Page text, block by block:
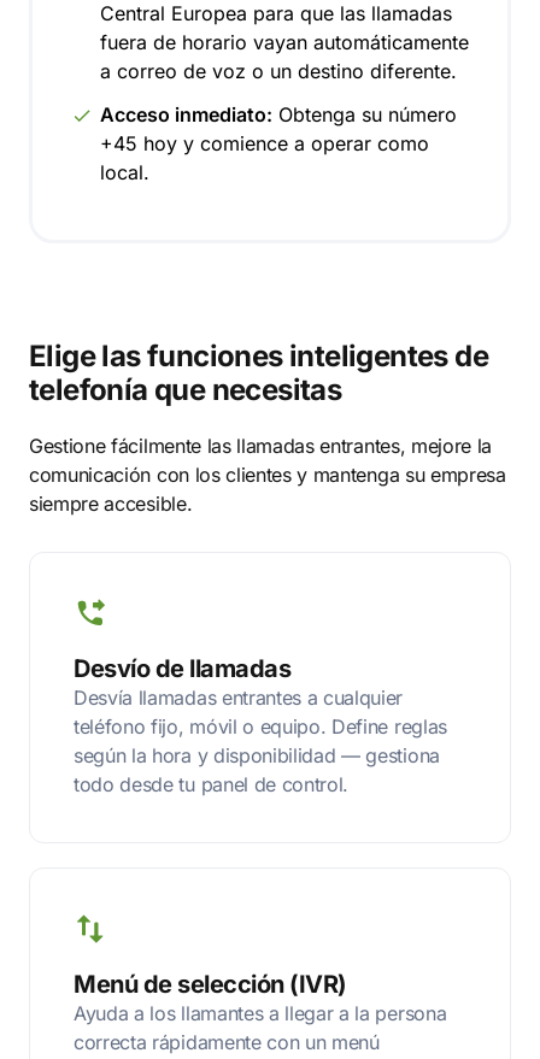
Central Europea para que las llamadas
fuera de horario vayan automáticamente
a correo de voz o un destino diferente.
Acceso inmediato: Obtenga su número
+45 hoy y comience a operar como
local.
Elige las funciones inteligentes de
telefonía que necesitas
Gestione fácilmente las llamadas entrantes, mejore la
comunicación con los clientes y mantenga su empresa
siempre accesible.
Desvío de llamadas
Desvía llamadas entrantes a cualquier
teléfono fijo, móvil o equipo. Define reglas
según la hora y disponibilidad — gestiona
todo desde tu panel de control.
Menú de selección (IVR)
Ayuda a los llamantes a llegar a la persona
correcta rápidamente con un menú